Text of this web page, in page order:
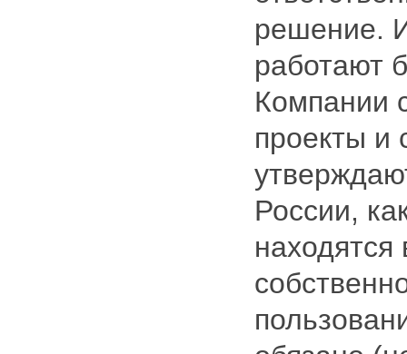
решение.
работают
Компании
проекты и
России,
находятся